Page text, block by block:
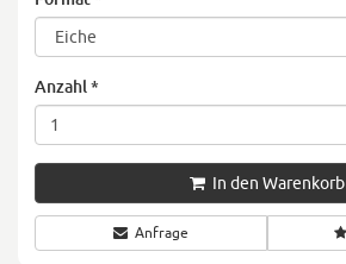
Anzahl *
In den Warenkorb
Anfrage